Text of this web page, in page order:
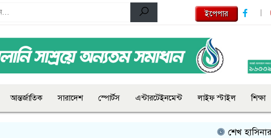
ইপেপার
আন্তর্জাতিক সারাদেশ স্পোর্টস এন্টারটেইনমেন্ট লাইফ স্টাইল শিক্ষা
শেখ হাসিনার